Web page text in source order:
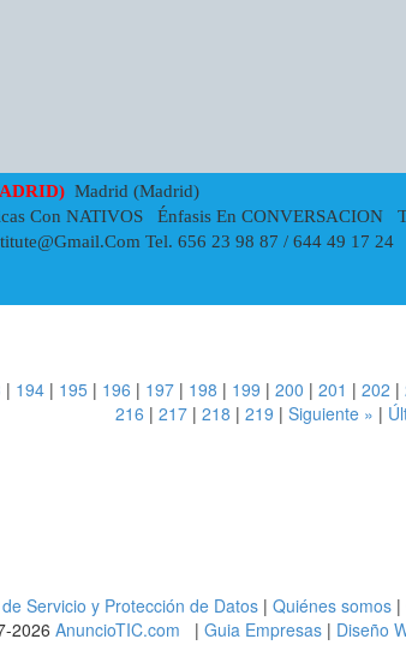
Madrid (Madrid)
Con NATIVOS Énfasis En CONVERSACION
Tel. 656 23 98 87 / 644 49 17
| 194 | 195 | 196 | 197 | 198 | 199 | 200 | 201 | 202 |
216 | 217| 218 | 219 | Siguiente » |
Servicio y Protección de Datos| Quiénes somos|
2026 AnuncioTIC.com | Guia Empresas | Diseño